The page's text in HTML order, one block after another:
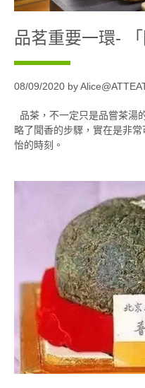
品茗重要一環- 「
08/09/2020 by
品茶，不一定只是品嘗茶湯
略了聞香的步驟，實在是非
怡的時刻。